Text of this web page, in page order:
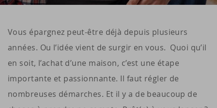
Vous épargnez peut-être déjà depuis plusieurs
années. Ou l’idée vient de surgir en vous. Quoi qu’il
en soit, l’achat d’une maison, c’est une étape
importante et passionnante. Il faut régler de
nombreuses démarches. Et il y a de beaucoup de